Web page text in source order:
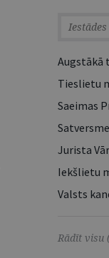
Augstākā
Tieslietu
Saeimas
Jurista
Iekšlietu
Valsts
Rādīt visu